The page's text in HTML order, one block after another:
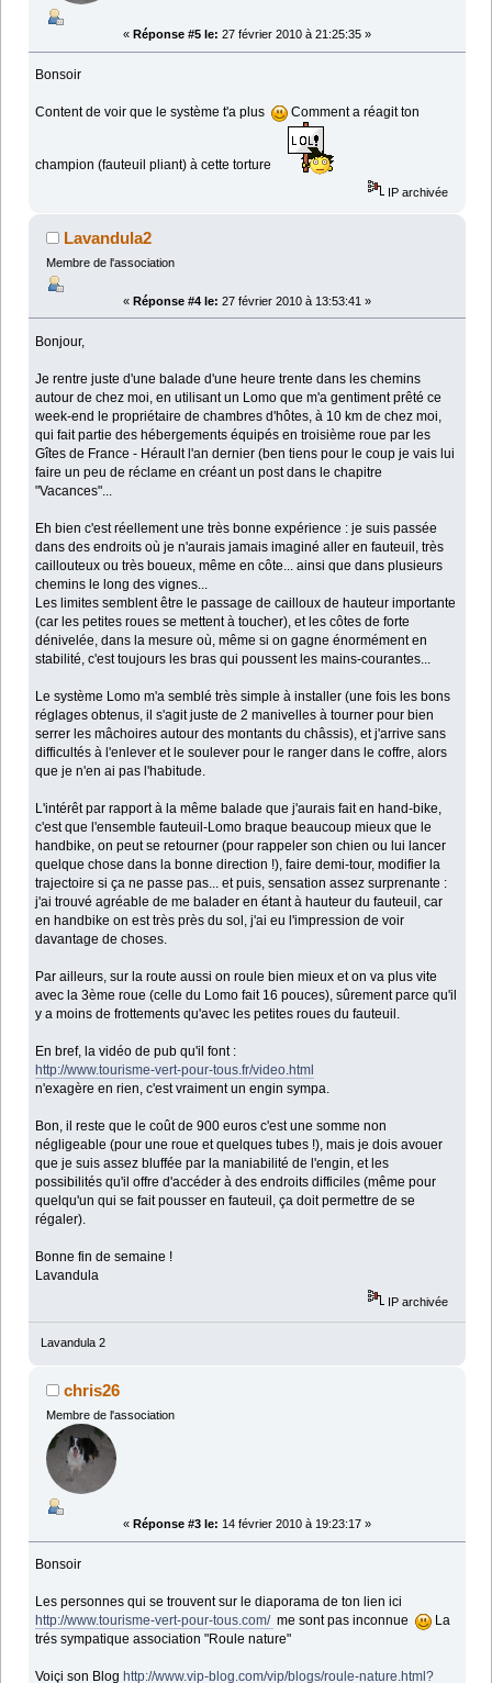
« Réponse #5 le: 27 février 2010 à 21:25:35 »
Bonsoir
Content de voir que le système t'a plus Comment a réagit ton
champion (fauteuil pliant) à cette torture
IP archivée
Lavandula2
Membre de l'association
« Réponse #4 le: 27 février 2010 à 13:53:41 »
Bonjour,
Je rentre juste d'une balade d'une heure trente dans les chemins
autour de chez moi, en utilisant un Lomo que m'a gentiment prêté ce
week-end le propriétaire de chambres d'hôtes, à 10 km de chez moi,
qui fait partie des hébergements équipés en troisième roue par les
Gîtes de France - Hérault l'an dernier (ben tiens pour le coup je vais lui
faire un peu de réclame en créant un post dans le chapitre
"Vacances"...
Eh bien c'est réellement une très bonne expérience : je suis passée
dans des endroits où je n'aurais jamais imaginé aller en fauteuil, très
caillouteux ou très boueux, même en côte... ainsi que dans plusieurs
chemins le long des vignes...
Les limites semblent être le passage de cailloux de hauteur importante
(car les petites roues se mettent à toucher), et les côtes de forte
dénivelée, dans la mesure où, même si on gagne énormément en
stabilité, c'est toujours les bras qui poussent les mains-courantes...
Le système Lomo m'a semblé très simple à installer (une fois les bons
réglages obtenus, il s'agit juste de 2 manivelles à tourner pour bien
serrer les mâchoires autour des montants du châssis), et j'arrive sans
difficultés à l'enlever et le soulever pour le ranger dans le coffre, alors
que je n'en ai pas l'habitude.
L'intérêt par rapport à la même balade que j'aurais fait en hand-bike,
c'est que l'ensemble fauteuil-Lomo braque beaucoup mieux que le
handbike, on peut se retourner (pour rappeler son chien ou lui lancer
quelque chose dans la bonne direction !), faire demi-tour, modifier la
trajectoire si ça ne passe pas... et puis, sensation assez surprenante :
j'ai trouvé agréable de me balader en étant à hauteur du fauteuil, car
en handbike on est très près du sol, j'ai eu l'impression de voir
davantage de choses.
Par ailleurs, sur la route aussi on roule bien mieux et on va plus vite
avec la 3ème roue (celle du Lomo fait 16 pouces), sûrement parce qu'il
y a moins de frottements qu'avec les petites roues du fauteuil.
En bref, la vidéo de pub qu'il font :
http://www.tourisme-vert-pour-tous.fr/video.html
n'exagère en rien, c'est vraiment un engin sympa.
Bon, il reste que le coût de 900 euros c'est une somme non
négligeable (pour une roue et quelques tubes !), mais je dois avouer
que je suis assez bluffée par la maniabilité de l'engin, et les
possibilités qu'il offre d'accéder à des endroits difficiles (même pour
quelqu'un qui se fait pousser en fauteuil, ça doit permettre de se
régaler).
Bonne fin de semaine !
Lavandula
IP archivée
Lavandula 2
chris26
Membre de l'association
« Réponse #3 le: 14 février 2010 à 19:23:17 »
Bonsoir
Les personnes qui se trouvent sur le diaporama de ton lien ici
http://www.tourisme-vert-pour-tous.com/ me sont pas inconnue
La
trés sympatique association "Roule nature"
Voiçi son Blog http://www.vip-blog.com/vip/blogs/roule-nature.html?